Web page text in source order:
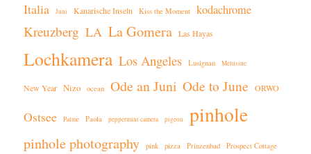
Italia Juni Kanarische Inseln Kiss the Moment kodachrome
Kreuzberg LA La Gomera Las Hayas
Lochkamera Los Angeles Lusignan Melusine
New Year Nizo ocean Ode an Juni Ode to June ORWO
Ostsee Palme Paola peppermint camera pigeon pinhole
pinhole photography pink pizza Prinzenbad Prospect Cottage